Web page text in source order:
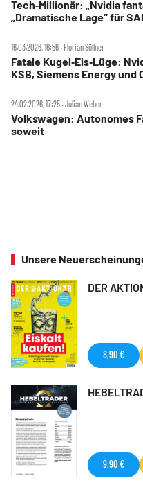
Tech‑Millionär: „Nvidia
„Dramatische Lage“ für
16.03.2026, 16:56 ‧ Florian Söllner
Fatale Kugel‑Eis‑Lüge:
KSB, Siemens Energy und
24.02.2026, 17:25 ‧ Julian Weber
Volkswagen: Autonomes
soweit
Unsere
DER
8,90 €
9,90 €